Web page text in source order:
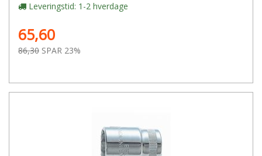
Leveringstid: 1-2 hverdage
65,60
86,30 SPAR 23%